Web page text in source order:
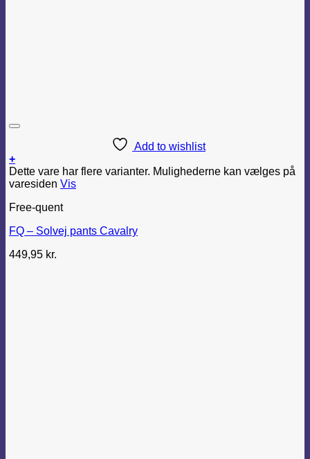
Add to wishlist
+
Dette vare har flere varianter. Mulighederne kan vælges på
varesiden Vis
Free-quent
FQ – Solvej pants Cavalry
449,95 kr.